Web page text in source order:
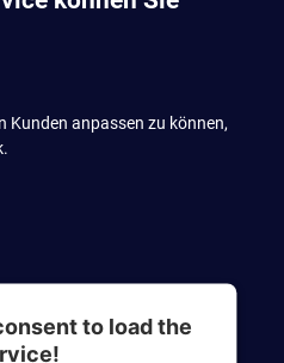
Kunden anpassen zu können,
to load the